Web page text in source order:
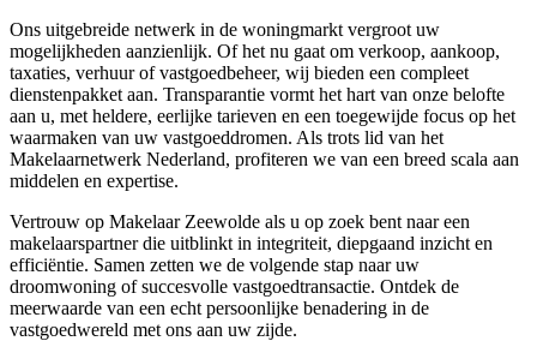
Ons uitgebreide netwerk in de woningmarkt vergroot uw
mogelijkheden aanzienlijk. Of het nu gaat om verkoop, aankoop,
taxaties, verhuur of vastgoedbeheer, wij bieden een compleet
dienstenpakket aan. Transparantie vormt het hart van onze belofte
aan u, met heldere, eerlijke tarieven en een toegewijde focus op het
waarmaken van uw vastgoeddromen. Als trots lid van het
Makelaarnetwerk Nederland, profiteren we van een breed scala aan
middelen en expertise.
Vertrouw op Makelaar Zeewolde als u op zoek bent naar een
makelaarspartner die uitblinkt in integriteit, diepgaand inzicht en
efficiëntie. Samen zetten we de volgende stap naar uw
droomwoning of succesvolle vastgoedtransactie. Ontdek de
meerwaarde van een echt persoonlijke benadering in de
vastgoedwereld met ons aan uw zijde.